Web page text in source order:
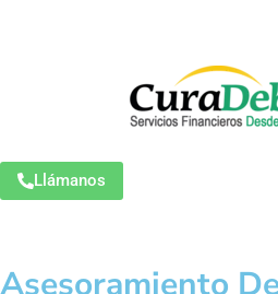
Llámanos
Asesoramiento